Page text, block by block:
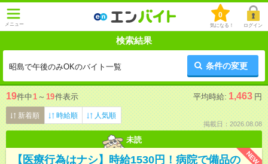
メニュー
0
気になる！ ログイン
検索結果
昭島で午後のみOKのバイト一覧 条件の変更
19件中1 ～ 19件表示 平均時給: 1,463 円
新着順 時給順 人気順
掲載日：2026.08.08
未読
NEW
【医療行為はナシ】時給1530円！病院で備品の